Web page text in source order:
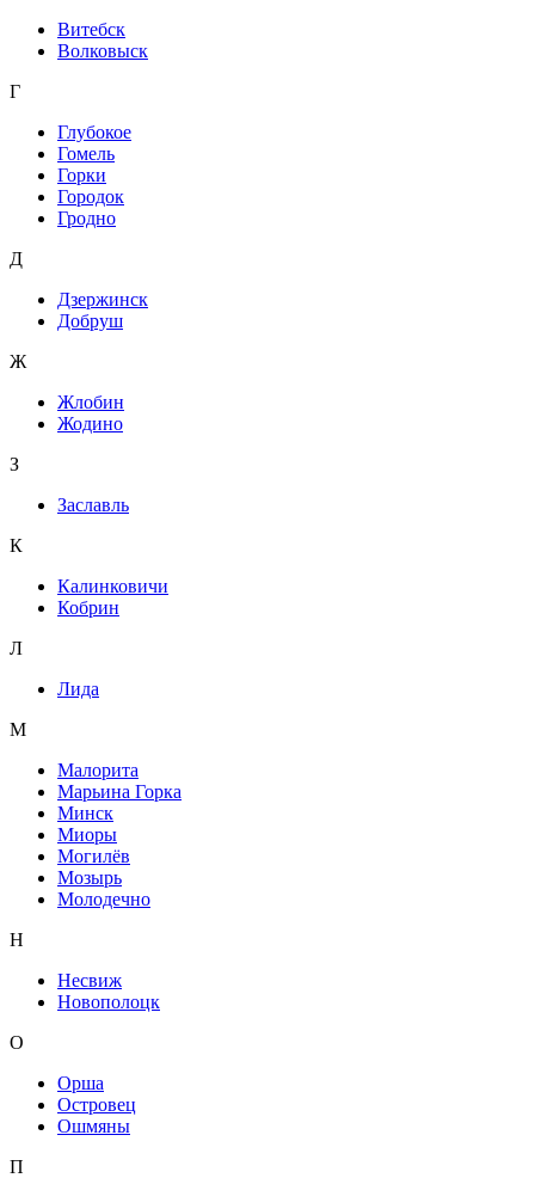
Витебск
Волковыск
Г
Глубокое
Гомель
Горки
Городок
Гродно
Д
Дзержинск
Добруш
Ж
Жлобин
Жодино
З
Заславль
К
Калинковичи
Кобрин
Л
Лида
М
Малорита
Марьина Горка
Минск
Миоры
Могилёв
Мозырь
Молодечно
Н
Несвиж
Новополоцк
О
Орша
Островец
Ошмяны
П